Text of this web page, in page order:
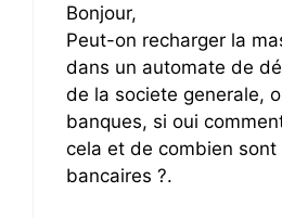
Bonjour,
Peut-on recharger la
dans un automate de
de la societe generale,
banques, si oui
cela et de combien sont
bancaires ?.